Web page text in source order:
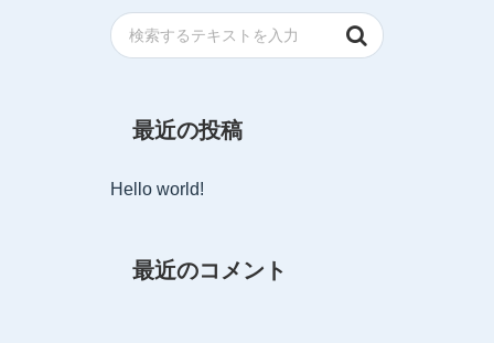
最近の投稿
Hello world!
最近のコメント